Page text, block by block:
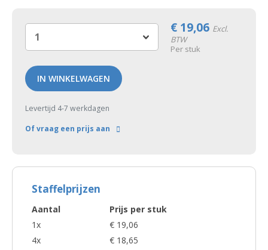
€ 19,06 Excl.
BTW
Per stuk
IN WINKELWAGEN
Levertijd 4-7 werkdagen
Of vraag een prijs aan
Staffelprijzen
Aantal
Prijs per stuk
1x
€ 19,06
4x
€ 18,65